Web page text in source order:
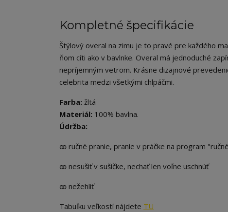
Kompletné špecifikácie
Štýlový overal na zimu je to pravé pre každého
ňom cíti ako v bavlnke. Overal má jednoduché
nepríjemným vetrom. Krásne dizajnové
celebrita medzi všetkými chlpáčmi.
Farba: žltá
Materiál: 100% bavlna.
Údržba:
ꙭ ručné pranie, pranie v práčke na program
ꙭ nesušiť v sušičke, nechať len voľne uschnúť
ꙭ nežehliť
Tabuľku veľkostí nájdete TU